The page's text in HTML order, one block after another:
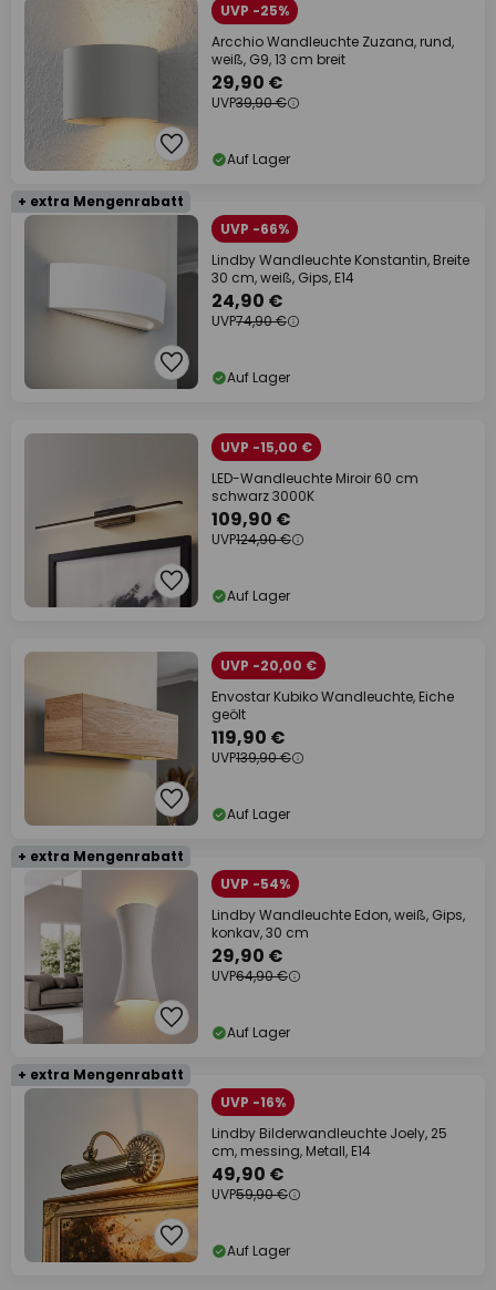
UVP -25%
Arcchio Wandleuchte Zuzana, rund,
weiß, G9, 13 cm breit
29,90 €
UVP39,90 €
Auf Lager
+ extra Mengenrabatt
UVP -66%
Lindby Wandleuchte Konstantin, Breite
30 cm, weiß, Gips, E14
24,90 €
UVP74,90 €
Auf Lager
UVP -15,00 €
LED-Wandleuchte Miroir 60 cm
schwarz 3000K
109,90 €
UVP124,90 €
Auf Lager
UVP -20,00 €
Envostar Kubiko Wandleuchte, Eiche
geölt
119,90 €
UVP139,90 €
Auf Lager
+ extra Mengenrabatt
UVP -54%
Lindby Wandleuchte Edon, weiß, Gips,
konkav, 30 cm
29,90 €
UVP64,90 €
Auf Lager
+ extra Mengenrabatt
UVP -16%
Lindby Bilderwandleuchte Joely, 25
cm, messing, Metall, E14
49,90 €
UVP59,90 €
Auf Lager